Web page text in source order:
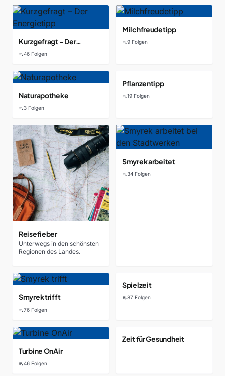
Kurzgefragt – Der
Energietipp
playlist_play46 Folgen
Milchfreudetipp
playlist_play9 Folgen
Naturapotheke
playlist_play3 Folgen
Pflanzentipp
playlist_play19 Folgen
Reisefieber
Unterwegs in den schönsten
Regionen des Landes.
Smyrek arbeitet
playlist_play34 Folgen
Smyrek trifft
playlist_play76 Folgen
Spielzeit
playlist_play87 Folgen
Turbine OnAir
playlist_play46 Folgen
Zeit für Gesundheit